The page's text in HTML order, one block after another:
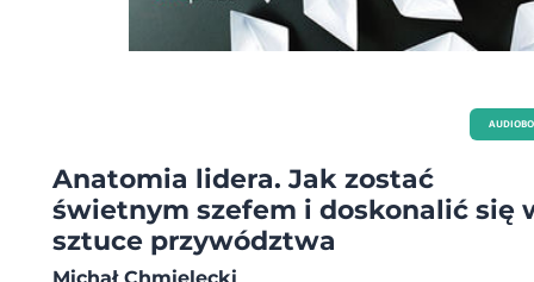
Anatomia lidera. Jak zostać
świetnym szefem i doskonalić się
sztuce przywództwa